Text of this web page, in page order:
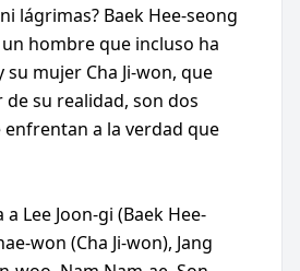
lágrimas? Baek Hee-seong
hombre que incluso ha
su mujer Cha Ji-won, que
su realidad, son dos
enfrentan a la verdad que
Lee Joon-gi (Baek Hee-
won (Cha Ji-won), Jang